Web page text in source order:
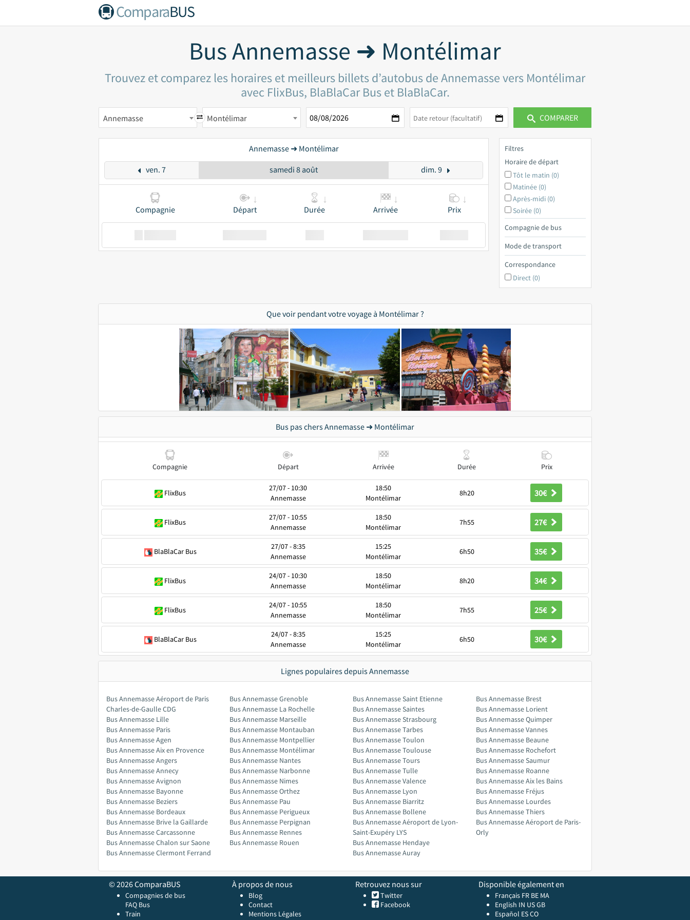
ComparaBUS
Bus Annemasse ➜ Montélimar
Trouvez et comparez les horaires et meilleurs billets d’autobus de Annemasse vers Montélimar
avec FlixBus, BlaBlaCar Bus et BlaBlaCar.
Annemasse Montélimar COMPARER
Annemasse ➜ Montélimar
ven. 7 samedi 8 août dim. 9
Compagnie Départ Durée Arrivée Prix
Filtres
Horaire de départ
Tôt le matin (0)
Matinée (0)
Après-midi (0)
Soirée (0)
Compagnie de bus
Mode de transport
Correspondance
Direct (0)
Que voir pendant votre voyage à Montélimar ?
Bus pas chers Annemasse ➜ Montélimar
Compagnie Départ Arrivée Durée Prix
FlixBus
27/07 - 10:30
Annemasse
18:50
Montélimar
8h20 30€
FlixBus
27/07 - 10:55
Annemasse
18:50
Montélimar
7h55 27€
BlaBlaCar Bus
27/07 - 8:35
Annemasse
15:25
Montélimar
6h50 35€
FlixBus
24/07 - 10:30
Annemasse
18:50
Montélimar
8h20 34€
FlixBus
24/07 - 10:55
Annemasse
18:50
Montélimar
7h55 25€
BlaBlaCar Bus
24/07 - 8:35
Annemasse
15:25
Montélimar
6h50 30€
Lignes populaires depuis Annemasse
Bus Annemasse Aéroport de Paris
Charles-de-Gaulle CDG
Bus Annemasse Lille
Bus Annemasse Paris
Bus Annemasse Agen
Bus Annemasse Aix en Provence
Bus Annemasse Angers
Bus Annemasse Annecy
Bus Annemasse Avignon
Bus Annemasse Bayonne
Bus Annemasse Beziers
Bus Annemasse Bordeaux
Bus Annemasse Brive la Gaillarde
Bus Annemasse Carcassonne
Bus Annemasse Chalon sur Saone
Bus Annemasse Clermont Ferrand
Bus Annemasse Grenoble
Bus Annemasse La Rochelle
Bus Annemasse Marseille
Bus Annemasse Montauban
Bus Annemasse Montpellier
Bus Annemasse Montélimar
Bus Annemasse Nantes
Bus Annemasse Narbonne
Bus Annemasse Nimes
Bus Annemasse Orthez
Bus Annemasse Pau
Bus Annemasse Perigueux
Bus Annemasse Perpignan
Bus Annemasse Rennes
Bus Annemasse Rouen
Bus Annemasse Saint Etienne
Bus Annemasse Saintes
Bus Annemasse Strasbourg
Bus Annemasse Tarbes
Bus Annemasse Toulon
Bus Annemasse Toulouse
Bus Annemasse Tours
Bus Annemasse Tulle
Bus Annemasse Valence
Bus Annemasse Lyon
Bus Annemasse Biarritz
Bus Annemasse Bollene
Bus Annemasse Aéroport de Lyon-
Saint-Exupéry LYS
Bus Annemasse Hendaye
Bus Annemasse Auray
Bus Annemasse Brest
Bus Annemasse Lorient
Bus Annemasse Quimper
Bus Annemasse Vannes
Bus Annemasse Beaune
Bus Annemasse Rochefort
Bus Annemasse Saumur
Bus Annemasse Roanne
Bus Annemasse Aix les Bains
Bus Annemasse Fréjus
Bus Annemasse Lourdes
Bus Annemasse Thiers
Bus Annemasse Aéroport de Paris-
Orly
© 2026 ComparaBUS
Compagnies de bus
FAQ Bus
Train
À propos de nous
Blog
Contact
Mentions Légales
Retrouvez nous sur
Twitter
Facebook
Disponible également en
Français FR BE MA
English IN USGB
Español ESCO